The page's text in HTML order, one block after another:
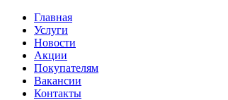
Главная
Услуги
Новости
Акции
Покупателям
Вакансии
Контакты